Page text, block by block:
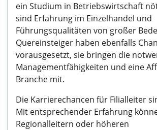
ein Studium in Betriebswirtschaft
sind Erfahrung im Einzelhandel und
Führungsqualitäten von großer
Quereinsteiger haben ebenfalls
vorausgesetzt, sie bringen die
Managementfähigkeiten und eine
Branche mit.
Die Karrierechancen für Filialleiter
Mit entsprechender Erfahrung
Regionalleitern oder höheren